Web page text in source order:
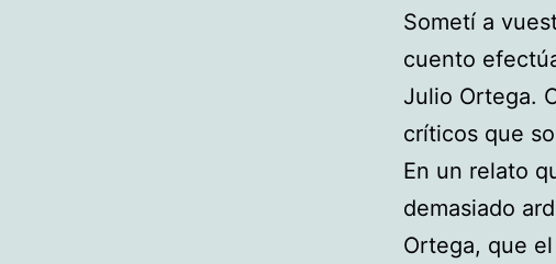
Sometí a
cuento
Julio Ortega.
críticos que
En un relato
demasiado
Ortega, que